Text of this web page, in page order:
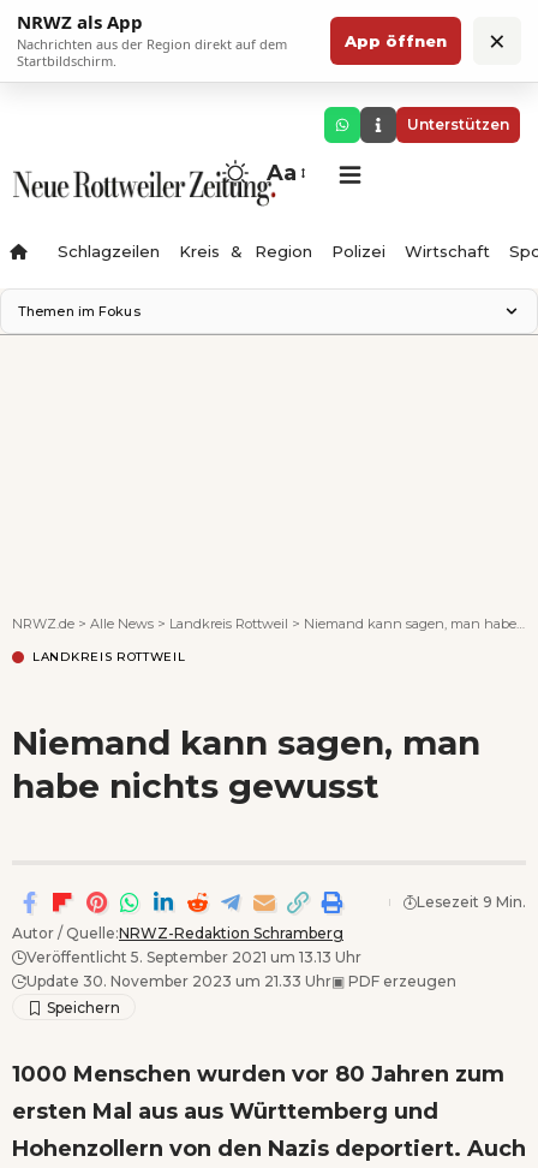
NRWZ als App
Nachrichten aus der Region direkt auf dem
Startbildschirm.
App öffnen ×
Unterstützen
Aa
Schlagzeilen Kreis & Region Polizei Wirtschaft
Themen im Fokus
NRWZ.de > Alle News > Landkreis Rottweil > Niemand kann sagen, man habe nichts gewusst
LANDKREIS ROTTWEIL
Niemand kann sagen, man
habe nichts gewusst
Autor / Quelle:NRWZ-Redaktion Schramberg
Veröffentlicht 5. September 2021 um 13.13 Uhr
Update 30. November 2023 um 21.33 Uhr▣ PDF erzeugen
Lesezeit 9 Min.
1000 Menschen wurden vor 80 Jahren zum
ersten Mal aus aus Württemberg und
Hohenzollern von den Nazis deportiert. Auch